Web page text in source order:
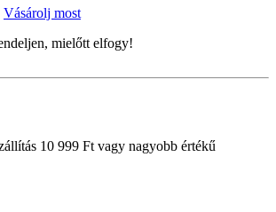
Vásárolj most
mielőtt elfogy!
10 999 Ft vagy nagyobb értékű